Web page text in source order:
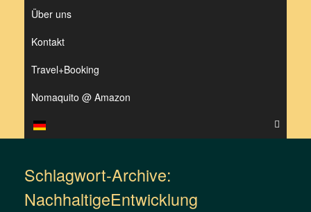
Über uns
Kontakt
Travel+Booking
Nomaquito @ Amazon
Schlagwort-Archive:
NachhaltigeEntwicklung